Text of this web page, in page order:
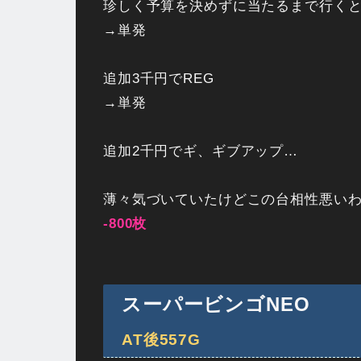
珍しく予算を決めずに当たるまで行く
→単発
追加3千円でREG
→単発
追加2千円でギ、ギブアップ…
薄々気づいていたけどこの台相性悪い
-800枚
スーパービンゴNEO
AT後557G